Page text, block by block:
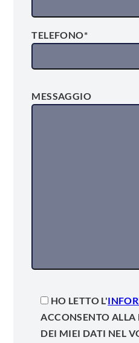
TELEFONO*
MESSAGGIO
HO LETTO L'
ACCONSENTO
DEI MIEI DATI NEL